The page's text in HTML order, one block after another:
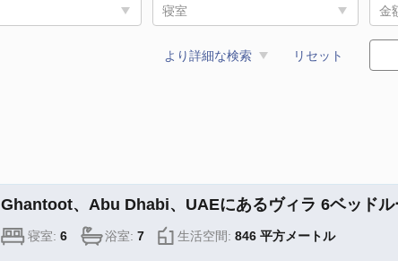
寝室 金
より詳細な検索 リセット
Ghantoot、Abu Dhabi、UAEにあるヴィラ 6ベッド
寝室: 6 浴室: 7 生活空間: 846 平方メートル